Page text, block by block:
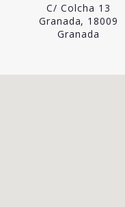
C/ Colcha 13
Granada, 18009
Granada